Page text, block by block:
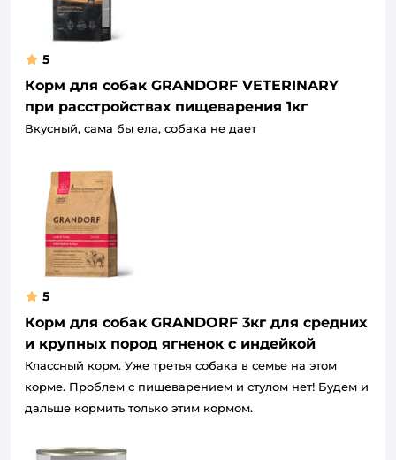
5
Корм для собак GRANDORF VETERINARY
при расстройствах пищеварения 1кг
Вкусный, сама бы ела, собака не дает
5
Корм для собак GRANDORF 3кг для средних
и крупных пород ягненок с индейкой
Классный корм. Уже третья собака в семье на этом
корме. Проблем с пищеварением и стулом нет! Будем и
дальше кормить только этим кормом.